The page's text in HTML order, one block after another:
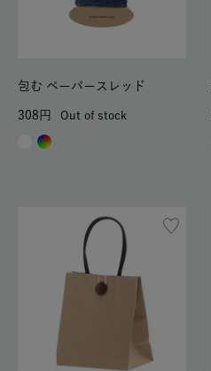
包む ペーパースレッド
308 Out of stock